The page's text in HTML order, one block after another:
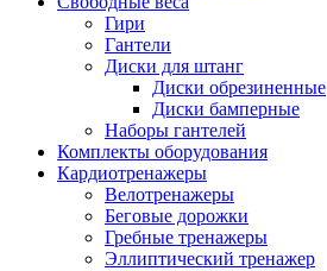
Гири
Гантели
Диски для штанг
Диски обрезиненные
Диски бамперные
Наборы гантелей
Комплекты оборудования
Кардиотренажеры
Велотренажеры
Беговые дорожки
Гребные тренажеры
Эллиптический тренажер